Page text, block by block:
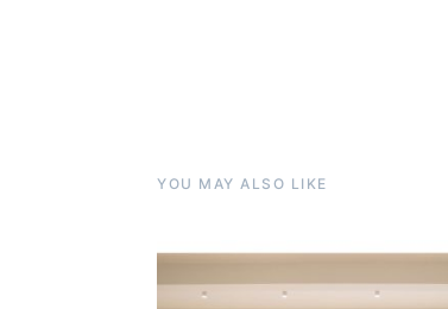
YOU MAY ALSO LIKE